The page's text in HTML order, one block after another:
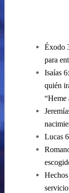
Éxodo
para
Isaías
quién
“Heme
Lucas